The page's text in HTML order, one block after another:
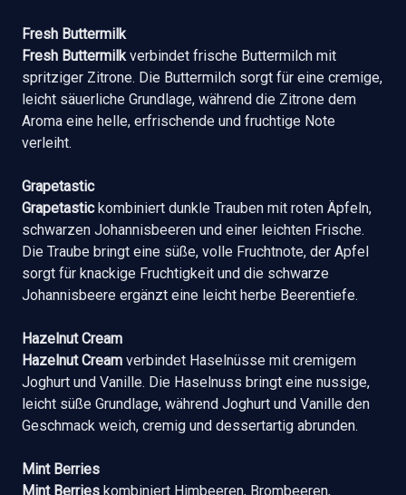
Fresh Buttermilk
Fresh Buttermilk verbindet frische Buttermilch mit
spritziger Zitrone. Die Buttermilch sorgt für eine cremige,
leicht säuerliche Grundlage, während die Zitrone dem
Aroma eine helle, erfrischende und fruchtige Note
verleiht.
Grapetastic
Grapetastickombiniert dunkle Trauben mit roten Äpfeln,
schwarzen Johannisbeeren und einer leichten Frische.
Die Traube bringt eine süße, volle Fruchtnote, der Apfel
sorgt für knackige Fruchtigkeit und die schwarze
Johannisbeere ergänzt eine leicht herbe Beerentiefe.
Hazelnut Cream
Hazelnut Cream verbindet Haselnüsse mit cremigem
Joghurt und Vanille. Die Haselnuss bringt eine nussige,
leicht süße Grundlage, während Joghurt und Vanille den
Geschmack weich, cremig und dessertartig abrunden.
Mint Berries
Mint Berries kombiniert Himbeeren, Brombeeren,